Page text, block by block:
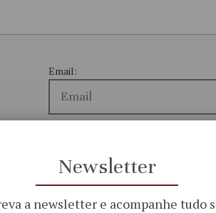
e
Email:
Privacidade e Segurança
Newsletter
a newsletter e acompanhe tudo